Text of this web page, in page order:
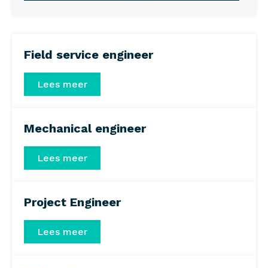
Field service engineer
Lees meer
Mechanical engineer
Lees meer
Project Engineer
Lees meer